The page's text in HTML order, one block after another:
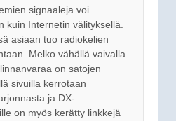
signaaleja voi
kuin Internetin välityksellä.
asiaan tuo radiokelien
Melko vähällä vaivalla
on satojen
sivuilla kerrotaan
ja DX-
on myös kerätty linkkejä